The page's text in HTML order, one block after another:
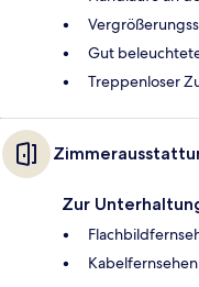
Gut
Treppenloser
Zur
Kabelfernsehen